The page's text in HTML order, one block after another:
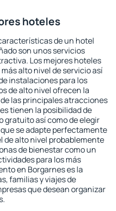
hoteles
de un hotel
son unos servicios
Los mejores hoteles
alto nivel de servicio así
instalaciones para los
de alto nivel ofrecen la
las principales atracciones
tienen la posibilidad de
gratuito así como de elegir
se adapte perfectamente
de alto nivel probablemente
de bienestar como un
para los más
en Borgarnes es la
familias y viajes de
que desean organizar